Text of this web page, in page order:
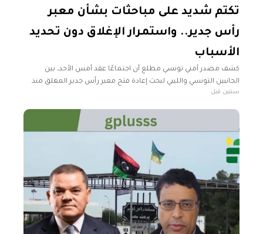
تكتم شديد على مباحثات بشأن معبر
رأس جدير.. واستمرار الإغلاق دون تحديد
الأسباب
كشف مصدر أمني تونسي مطلع أن اجتماعًا عقد أمس الأحد، بين
الجانبين التونسي والليبي لبحث إعادة فتح معبر رأس جدير المغلق منذ
أكثر من شهرين إثر اشتباكات بين مجموعات ليبية
سنتين قبل